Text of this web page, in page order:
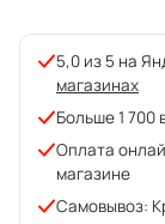
5,0 из 5 на
магазинах
Больше 1 700
Оплата
магазине
Самовывоз: